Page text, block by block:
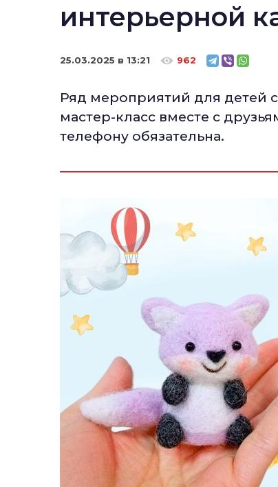
интерьерной
25.03.2025 в 13:21 962
Ряд мероприятий для детей
мастер-класс вместе с
телефону обязательна.